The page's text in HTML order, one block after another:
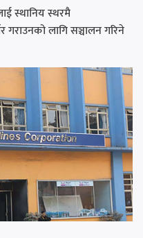
स्थानिय स्थरमै
लागि सञ्चालन गरिने